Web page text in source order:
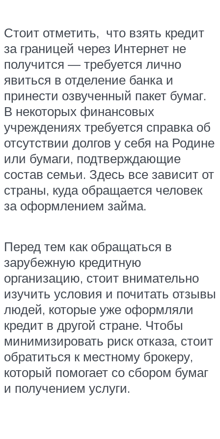
Стоит отметить, что взять кредит
за границей через Интернет не
получится — требуется лично
явиться в отделение банка и
принести озвученный пакет бумаг.
В некоторых финансовых
учреждениях требуется справка об
отсутствии долгов у себя на Родине
или бумаги, подтверждающие
состав семьи. Здесь все зависит от
страны, куда обращается человек
за оформлением займа.
Перед тем как обращаться в
зарубежную кредитную
организацию, стоит внимательно
изучить условия и почитать отзывы
людей, которые уже оформляли
кредит в другой стране. Чтобы
минимизировать риск отказа, стоит
обратиться к местному брокеру,
который помогает со сбором бумаг
и получением услуги.